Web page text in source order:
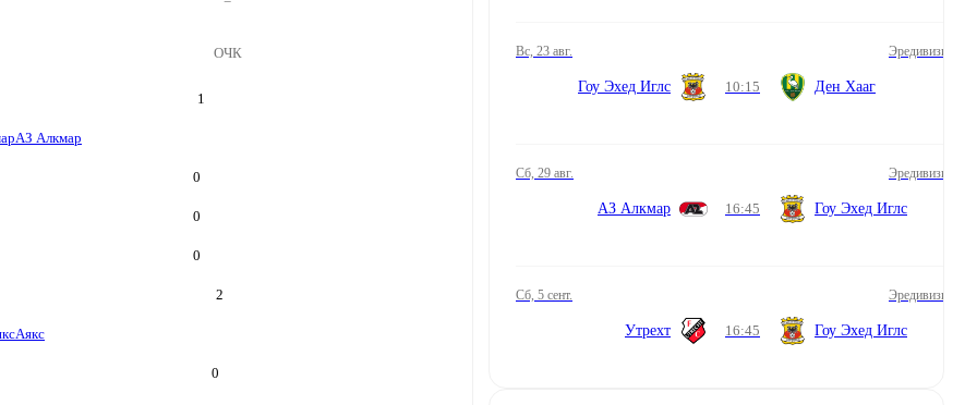
ОЧК
1
АЗ Алкмар
0
0
0
2
Аякс
0
вс, 23 авг. Эредивизи
Гоу Эхед Иглс 10:15 Ден Хааг
сб, 29 авг. Эредивизи
АЗ Алкмар 16:45 Гоу Эхед Иглс
сб, 5 сент. Эредивизи
Утрехт 16:45 Гоу Эхед Иглс